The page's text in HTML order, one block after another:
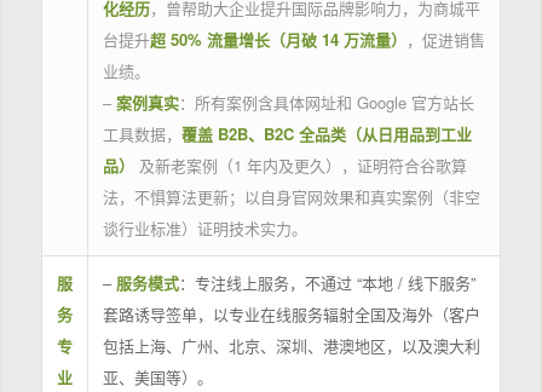
化经历，曾帮助大企业提升国际品牌影响力，为商城平
台提升超 50% 流量增长（月破 14 万流量） ，促进销售
业绩。
– 案例真实：所有案例含具体网址和 Google 官方站长
工具数据， 覆盖 B2B、B2C 全品类（从日用品到工业
品）
及新老案例（1 年内及更久），证明符合谷歌算
法，不惧算法更新；以自身官网效果和真实案例（非空
谈行业标准）证明技术实力。
服
务
专
业
– 服务模式：专注线上服务，不通过 “本地 / 线下服务”
套路诱导签单，以专业在线服务辐射全国及海外（客户
包括上海、广州、北京、深圳、港澳地区，以及澳大利
亚、美国等）。